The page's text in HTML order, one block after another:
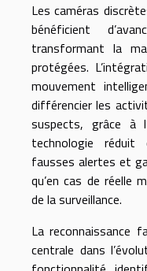
Les caméras
bénéficient
transformant la
protégées.
mouvement
différencier les
suspects, grâce à
technologie réduit
fausses alertes et
qu’en cas de réelle
de la surveillance.
La reconnaissance
centrale dans